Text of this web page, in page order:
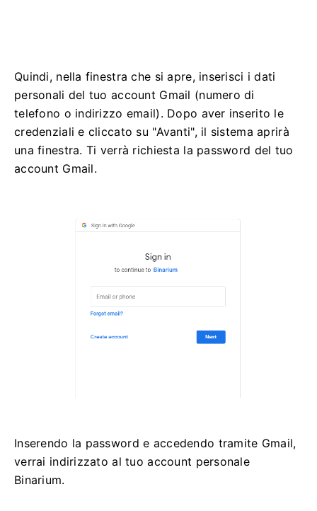
Quindi, nella finestra che si apre, inserisci i dati
personali del tuo account Gmail (numero di
telefono o indirizzo email). Dopo aver inserito le
credenziali e cliccato su "Avanti", il sistema aprirà
una finestra. Ti verrà richiesta la password del tuo
account Gmail.
Inserendo la password e accedendo tramite Gmail,
verrai indirizzato al tuo account personale
Binarium.